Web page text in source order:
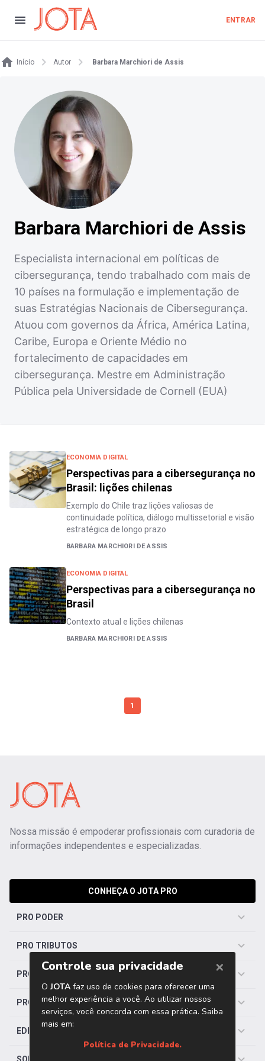
ENTRAR
Início Autor Barbara Marchiori de Assis
Barbara Marchiori de Assis
Especialista internacional em políticas de
cibersegurança, tendo trabalhado com mais de
10 países na formulação e implementação de
suas Estratégias Nacionais de Cibersegurança.
Atuou com governos da África, América Latina,
Caribe, Europa e Oriente Médio no
fortalecimento de capacidades em
cibersegurança. Mestre em Administração
Pública pela Universidade de Cornell (EUA)
ECONOMIA DIGITAL
Perspectivas para a cibersegurança no
Brasil: lições chilenas
Exemplo do Chile traz lições valiosas de
continuidade política, diálogo multissetorial e visão
estratégica de longo prazo
BARBARA MARCHIORI DE ASSIS
ECONOMIA DIGITAL
Perspectivas para a cibersegurança no
Brasil
Contexto atual e lições chilenas
BARBARA MARCHIORI DE ASSIS
1
Nossa missão é empoderar profissionais com curadoria de
informações independentes e especializadas.
CONHEÇA O JOTA PRO
PRO PODER
PRO TRIBUTOS
PRO TRABALHISTA
PRO SAÚDE
EDITORIAS